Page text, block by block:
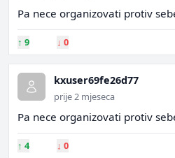
Pa nece organizovati protiv
↑ 9 ↓ 0
kxuser69fe26d77
prije 2 mjeseca
Pa nece organizovati protiv
↑ 4 ↓ 0